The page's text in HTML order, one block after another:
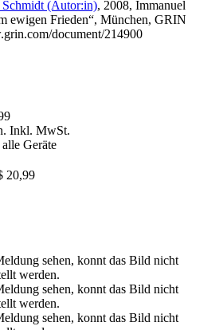
(Autor:in), 2008, Immanuel
ewigen Frieden“, München, GRIN
document/214900
Inkl. MwSt.
Geräte
20,99